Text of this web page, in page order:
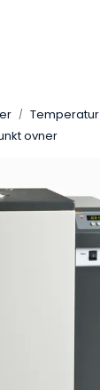
Temperatur
ovner